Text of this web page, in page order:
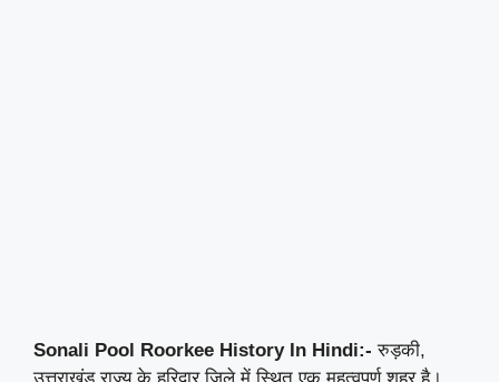
Sonali Pool Roorkee History In Hindi:- रुड़की,